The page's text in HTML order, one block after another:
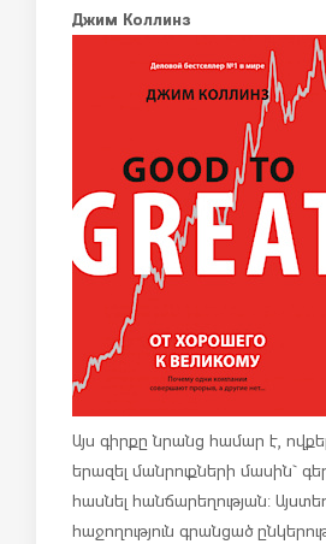
Джим Коллинз
Այս գիրքը նրանց համար է,
երազել մանրուքների մասին`
հասնել հանճարեղության:
հաջողություն գրանցած